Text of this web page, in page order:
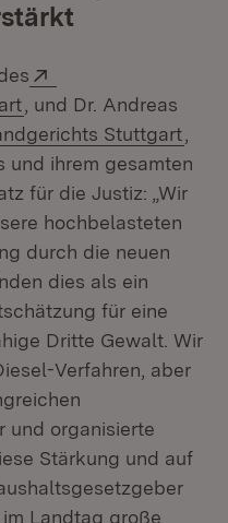
(Öffnet in neuem
, und Dr. Andreas
Stuttgart
und ihrem gesamten
für die Justiz: „Wir
hochbelasteten
durch die neuen
dies als ein
für eine
Dritte Gewalt. Wir
Verfahren, aber
und organisierte
Stärkung und auf
Landtag große